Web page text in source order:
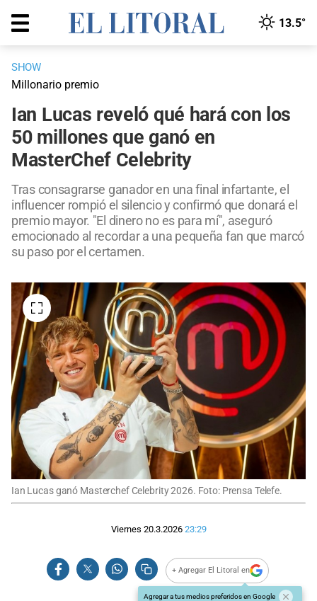
13.5°
SHOW
Millonario premio
Ian Lucas reveló qué hará con los
50 millones que ganó en
MasterChef Celebrity
Tras consagrarse ganador en una final infartante, el
influencer rompió el silencio y confirmó que donará el
premio mayor. "El dinero no es para mí", aseguró
emocionado al recordar a una pequeña fan que marcó
su paso por el certamen.
Ian Lucas ganó Masterchef Celebrity 2026. Foto: Prensa Telefe.
Viernes 20.3.2026 23:29
+ Agregar El Litoral en
Agregar a tus medios preferidos en Google